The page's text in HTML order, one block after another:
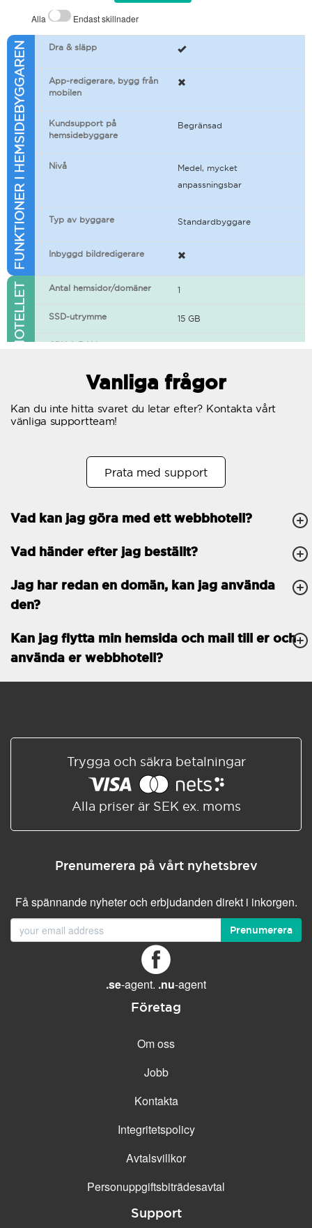
Alla Endast skillnader
FUNKTIONER I HEMSIDEBYGGAREN Dra & släpp
App-redigerare, bygg från
mobilen
Kundsupport på
hemsidebyggare
Begränsad
Nivå
Medel, mycket
anpassningsbar
Typ av byggare Standardbyggare
Inbyggd bildredigerare
FUNKTIONER I WEBBHOTELLET Antal hemsidor/domäner 1
SSD-utrymme 15 GB
CPU & RAM
Gratis SSL-certifikat
Antal samtidiga
Antal subdomäner Obegränsat
cPanel
FTP, SSH, GIT
Databaser Obegränsat
E-POSTFUNKTIONER
IMAP/CalDAV/CardDAV
Spamskydd Standard
Delad/Synkroniserad
adressbok
E-postfiltrering
Autosvar
Daglig säkerhetskopiering
telefonsupport
30 dagars kostnadsfritt test
Vanliga frågor
Kan du inte hitta svaret du letar efter? Kontakta vårt
vänliga supportteam!
Prata med support
Vad kan jag göra med ett webbhotell?
Vad händer efter jag beställt?
Jag har redan en domän, kan jag använda
den?
Kan jag flytta min hemsida och mail till er och
använda er webbhotell?
Trygga och säkra betalningar
Alla priser är SEK ex. moms
Prenumerera på vårt nyhetsbrev
Få spännande nyheter och erbjudanden direkt i inkorgen.
Prenumerera
.se-agent. .nu-agent
Företag
Om oss
Jobb
Kontakta
Integritetspolicy
Avtalsvillkor
Personuppgifts­biträdesavtal
Support